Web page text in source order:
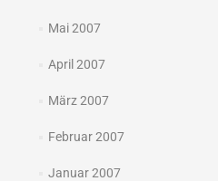
Mai 2007
April 2007
März 2007
Februar 2007
Januar 2007